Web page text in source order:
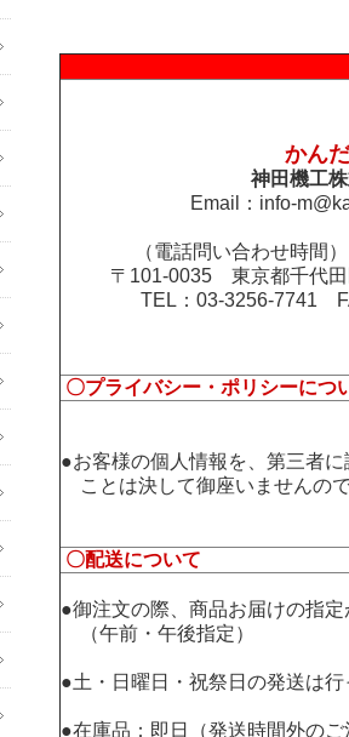
かんだ
神田機工
Email： info-
（電話問い合わせ時間
〒101-0035 東京都千代
TEL：03-3256-7741
〇プライバシー・ポリシーにつ
●お客様の個人情報を、第三者
ことは決して御座いませんの
〇配送について
●御注文の際、商品お届けの指定
（午前・午後指定）
●土・日曜日・祝祭日の発送は
●在庫品：即日（発送時間外のご